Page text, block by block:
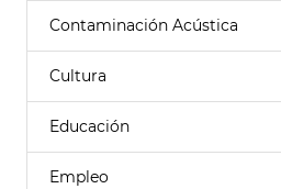
Contaminación Acústica
Cultura
Educación
Empleo